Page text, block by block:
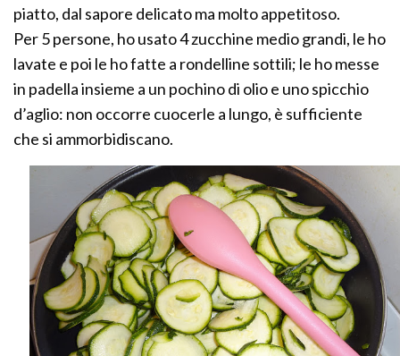
piatto, dal sapore delicato ma molto appetitoso.
Per 5 persone, ho usato 4 zucchine medio grandi, le ho
lavate e poi le ho fatte a rondelline sottili; le ho messe
in padella insieme a un pochino di olio e uno spicchio
d’aglio: non occorre cuocerle a lungo, è sufficiente
che si ammorbidiscano.